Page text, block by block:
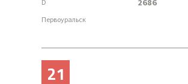
D 2686
Первоуральск
21